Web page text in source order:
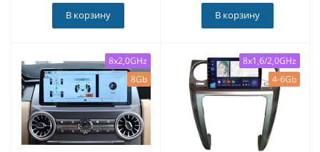
В корзину В корзину
8x2,0GHz
8Gb
8x1,6/2,0GHz
4-6Gb